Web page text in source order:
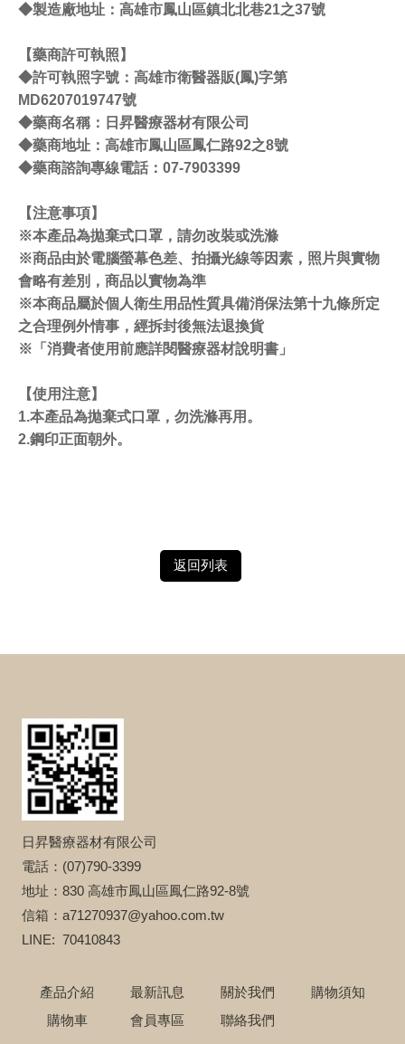
◆製造廠地址：高雄市鳳山區鎮北北巷21之37號
【藥商許可執照】
◆許可執照字號：高雄市衛醫器販(鳳)字第
MD6207019747號
◆藥商名稱：日昇醫療器材有限公司
◆藥商地址：高雄市鳳山區鳳仁路92之8號
◆藥商諮詢專線電話：07-7903399
【注意事項】
※本產品為拋棄式口罩，請勿改裝或洗滌
※商品由於電腦螢幕色差、拍攝光線等因素，照片與實物
會略有差別，商品以實物為準
※本商品屬於個人衛生用品性質具備消保法第十九條所定
之合理例外情事，經拆封後無法退換貨
※「消費者使用前應詳閱醫療器材說明書」
【使用注意】
1.本產品為拋棄式口罩，勿洗滌再用。
2.鋼印正面朝外。
返回列表
日昇醫療器材有限公司
電話：(07)790-3399
地址：830 高雄市鳳山區鳳仁路92-8號
信箱：a71270937@yahoo.com.tw
LINE: 70410843
產品介紹 最新訊息 關於我們
購物須知
購物車
會員專區 聯絡我們